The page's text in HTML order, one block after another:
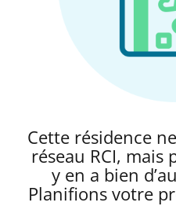
Cette résidence
réseau RCI, mais
y en a bien
Planifions votre